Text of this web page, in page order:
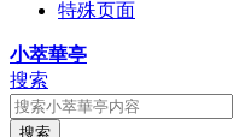
特殊页面
小萃華亭
搜索
搜索